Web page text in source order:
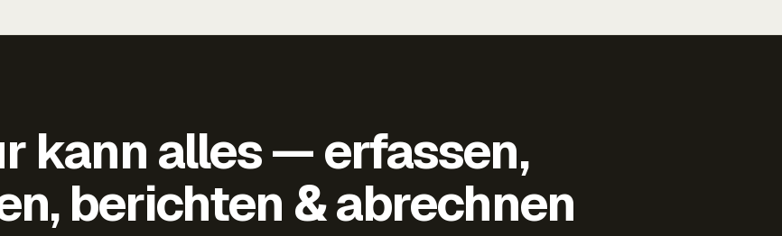
kann alles — erfassen,
berichten & abrechnen